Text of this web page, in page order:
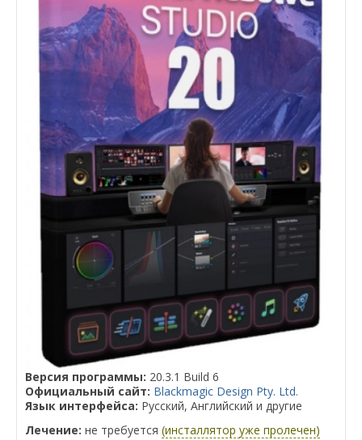
Версия программы: 20.3.1 Build 6
Официальный сайт: Blackmagic Design Pty. Ltd.
Язык интерфейса: Русский, Английский и другие
Лечение: не требуется (инсталлятор уже пролечен)